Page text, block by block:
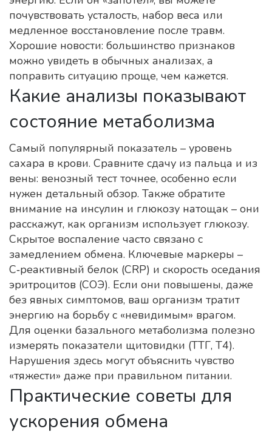
почувствовать усталость, набор веса или
медленное восстановление после травм.
Хорошие новости: большинство признаков
можно увидеть в обычных анализах, а
поправить ситуацию проще, чем кажется.
Какие анализы показывают
состояние метаболизма
Самый популярный показатель – уровень
сахара в крови. Сравните сдачу из пальца и из
вены: венозный тест точнее, особенно если
нужен детальный обзор. Также обратите
внимание на инсулин и глюкозу натощак – они
расскажут, как организм использует глюкозу.
Скрытое воспаление часто связано с
замедлением обмена. Ключевые маркеры –
С‑реактивный белок (CRP) и скорость оседания
эритроцитов (СОЭ). Если они повышены, даже
без явных симптомов, ваш организм тратит
энергию на борьбу с «невидимым» врагом.
Для оценки базального метаболизма полезно
измерять показатели щитовидки (ТТГ, Т4).
Нарушения здесь могут объяснить чувство
«тяжести» даже при правильном питании.
Практические советы для
ускорения обмена